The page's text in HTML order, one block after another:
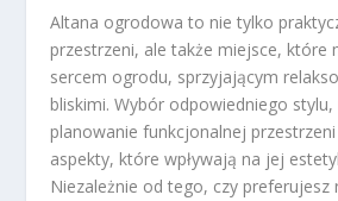
Altana ogrodowa to nie tylko
przestrzeni, ale także miejsce, które
sercem ogrodu, sprzyjającym
bliskimi. Wybór odpowiedniego
planowanie funkcjonalnej
aspekty, które wpływają na jej
Niezależnie od tego, czy preferujesz